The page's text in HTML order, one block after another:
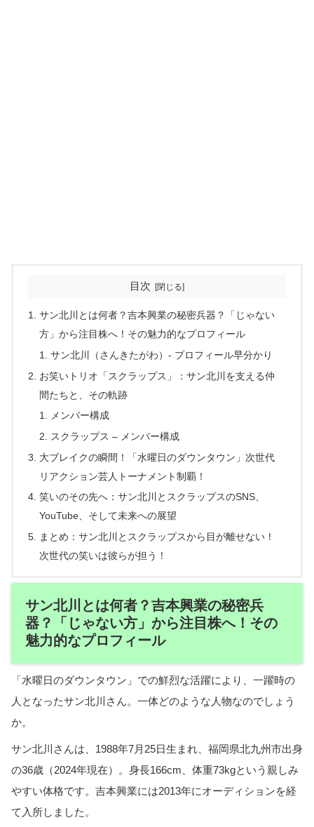
目次
サン北川とは何者？吉本興業の秘密兵器？「じゃない
方」から注目株へ！その魅力的なプロフィール
サン北川（さんきたがわ）- プロフィール早分かり
お笑いトリオ「スクラップス」：サン北川を支える仲
間たちと、その軌跡
メンバー構成
スクラップス – メンバー構成
大ブレイクの瞬間！「水曜日のダウンタウン」次世代
リアクション芸人トーナメント制覇！
笑いのその先へ：サン北川とスクラップスのSNS、
YouTube、そして未来への展望
まとめ：サン北川とスクラップスから目が離せない！
次世代の笑いは彼らが担う！
サン北川とは何者？吉本興業の秘密兵
器？「じゃない方」から注目株へ！その
魅力的なプロフィール
「水曜日のダウンタウン」での鮮烈な活躍により、一躍時の
人となったサン北川さん。一体どのような人物なのでしょう
か。
サン北川さんは、1988年7月25日生まれ、福岡県北九州市出身
の36歳（2024年現在）。身長166cm、体重73kgという親しみ
やすい体格です。吉本興業には2013年にオーディションを経
て入所しました。